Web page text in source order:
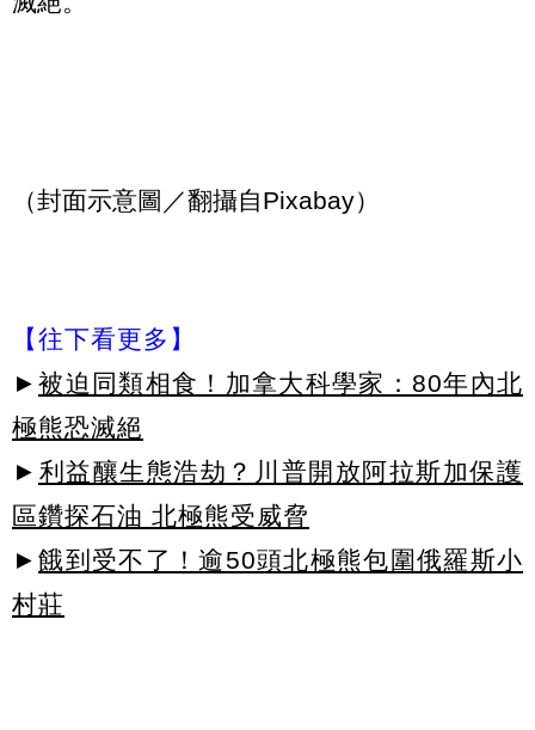
（封面示意圖／翻攝自Pixabay）
【往下看更多】
► 被迫同類相食！加拿大科學家：80年內北
極熊恐滅絕
► 利益釀生態浩劫？川普開放阿拉斯加保護
區鑽探石油 北極熊受威脅
► 餓到受不了！逾50頭北極熊包圍俄羅斯小
村莊